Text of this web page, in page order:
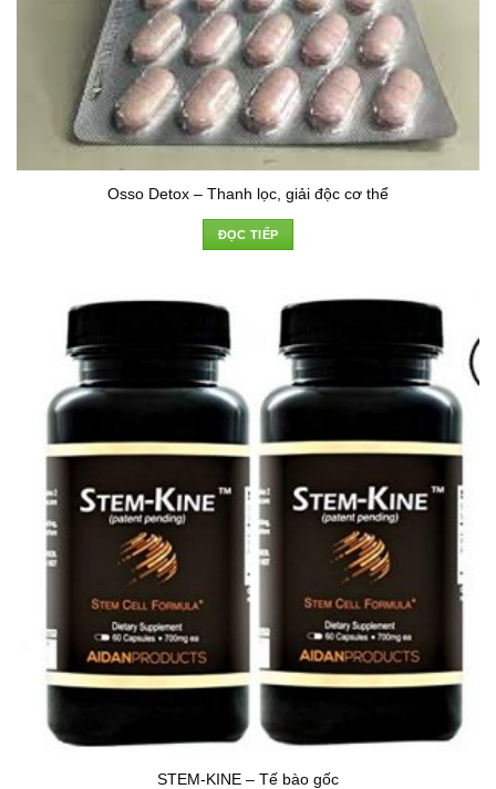
Osso Detox – Thanh lọc, giải độc cơ thể
ĐỌC TIẾP
STEM-KINE – Tế bào gốc